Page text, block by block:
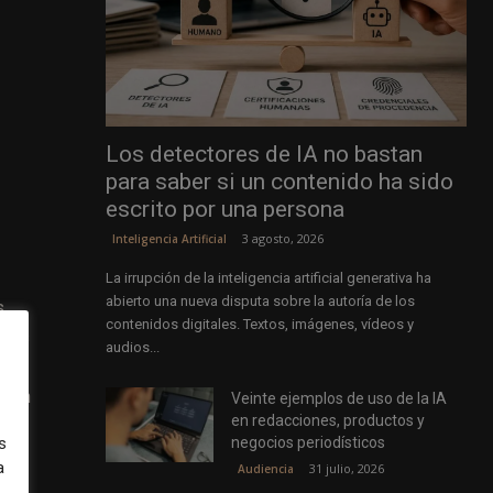
Los detectores de IA no bastan
para saber si un contenido ha sido
escrito por una persona
Inteligencia Artificial 3 agosto, 2026
La irrupción de la inteligencia artificial generativa ha
abierto una nueva disputa sobre la autoría de los
contenidos digitales. Textos, imágenes, vídeos y
audios...
Veinte ejemplos de uso de la IA
en redacciones, productos y
negocios periodísticos
Audiencia 31 julio, 2026